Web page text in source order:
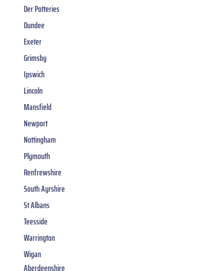
Der Potteries
Dundee
Exeter
Grimsby
Ipswich
Lincoln
Mansfield
Newport
Nottingham
Plymouth
Renfrewshire
South Ayrshire
St Albans
Teesside
Warrington
Wigan
Aberdeenshire